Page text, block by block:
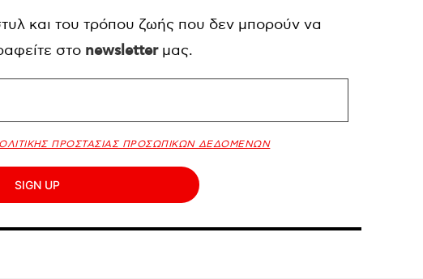
και του τρόπου ζωής που δεν μπορούν να
στο newsletterμας.
ΠΡΟΣΤΑΣΙΑΣ ΠΡΟΣΩΠΙΚΩΝ ΔΕΔΟΜΕΝΩΝ
SIGN UP